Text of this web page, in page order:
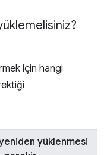
için hangi
yeniden yüklenmesi